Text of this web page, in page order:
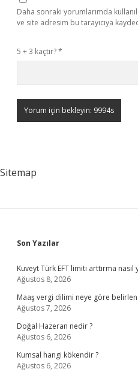
Daha sonraki yorumlarımda
ve site adresim bu tarayıcıya
5 + 3 kaçtır?*
Sitemap
Sidebar
Son Yazılar
Kuveyt Türk EFT limiti arttırma nasıl
Ağustos 8, 2026
Maaş vergi dilimi neye göre
Ağustos 7, 2026
Doğal Hazeran nedir ?
Ağustos 6, 2026
Kumsal hangi kökendir ?
Ağustos 6, 2026